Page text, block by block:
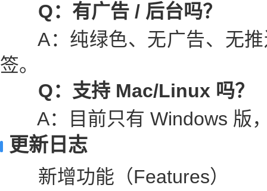
Q：有广告 / 后台吗？
A：纯绿色、无广告、无推
签。
Q：支持 Mac/Linux 吗？
A：目前只有 Windows 版
更新日志
新增功能（Features）